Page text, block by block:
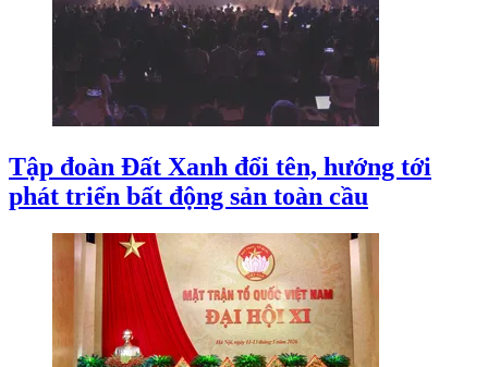
Tập đoàn Đất Xanh đổi tên, hướng tới
phát triển bất động sản toàn cầu